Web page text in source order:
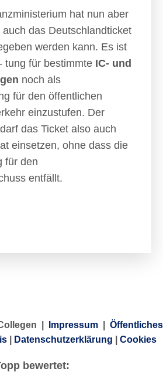
hat nun aber
das Deutschlandticket
werden kann. Es ist
tung für bestimmte IC- und
noch als
für den öffentlichen
einzustufen. Der
das Ticket also auch
einsetzen, ohne dass die
für den
entfällt.
| Impressum| Öffentliches
Datenschutzerklärung Cookies
bewertet: